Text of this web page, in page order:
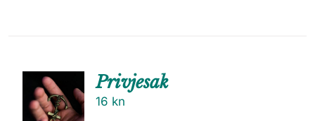
DODAJ
U
KOŠARI
Privjesak
16 kn